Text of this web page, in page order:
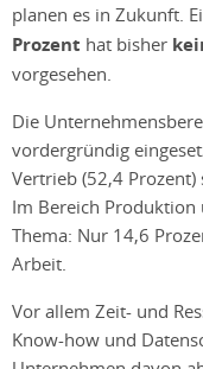
planen es in Zukunft.
Prozent hat bisher
vorgesehen.
Die
vordergründig
Vertrieb (52,4 Prozent)
Im Bereich Produktion
Thema: Nur 14,6
Arbeit.
Vor allem Zeit- und
Know-how und